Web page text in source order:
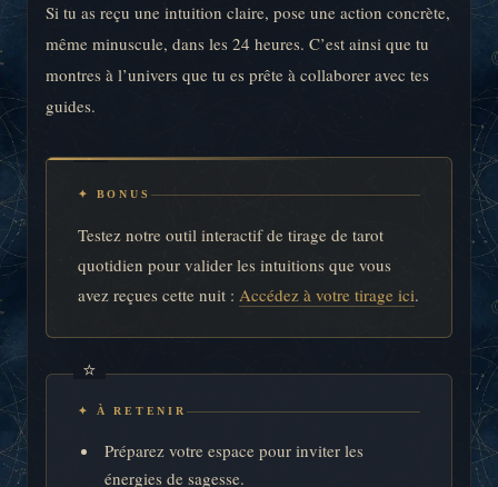
Si tu as reçu une intuition claire, pose une action concrète,
même minuscule, dans les 24 heures. C’est ainsi que tu
montres à l’univers que tu es prête à collaborer avec tes
guides.
✦ BONUS
Testez notre outil interactif de tirage de tarot
quotidien pour valider les intuitions que vous
avez reçues cette nuit : Accédez à votre tirage ici.
✦ À RETENIR
Préparez votre espace pour inviter les
énergies de sagesse.